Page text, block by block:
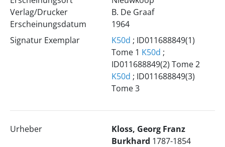
Verlag/Drucker
Erscheinungsdatum
B. De Graaf
1964
Signatur Exemplar
K50d ; ID011688849(1)
Tome 1 K50d ;
ID011688849(2) Tome 2
K50d ; ID011688849(3)
Tome 3
Urheber
Kloss, Georg Franz
Burkhard 1787-1854